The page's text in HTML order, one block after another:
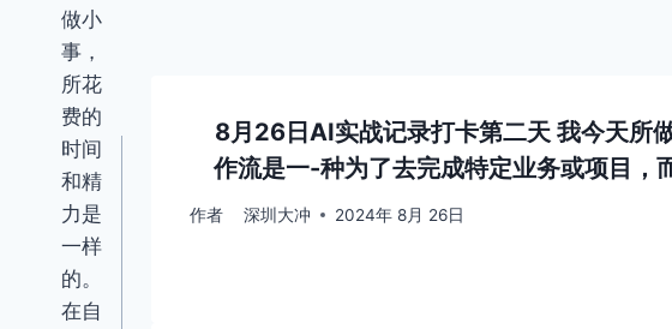
航
做小
事，
所花
费的
时间
和精
力是
一样
的。
在自
作者
大冲
19日
8月26日AI实战记录打卡第二天 我今天所
作流是一-种为了去完成特定业务或项目，
作者 深圳大冲 2024年 8月 26日